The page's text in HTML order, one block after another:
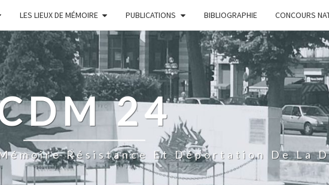
LES LIEUX DE MÉMOIRE PUBLICATIONS BIBLIOGRAPHIE CONCOURS
24
Résistance Et Déportation De La